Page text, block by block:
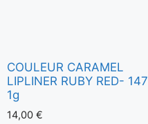
COULEUR CARAMEL
LIPLINER RUBY RED- 147
1g
14,00 €